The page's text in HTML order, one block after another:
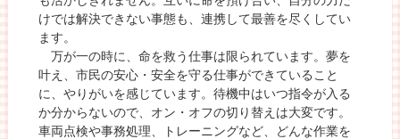
けでは解決できない事態も、連携して最善を尽くしてい
ます。
万が一の時に、命を救う仕事は限られています。夢を
叶え、市民の安心・安全を守る仕事ができていること
に、やりがいを感じています。待機中はいつ指令が入る
か分からないので、オン・オフの切り替えは大変です。
車両点検や事務処理、トレーニングなど、どんな作業を